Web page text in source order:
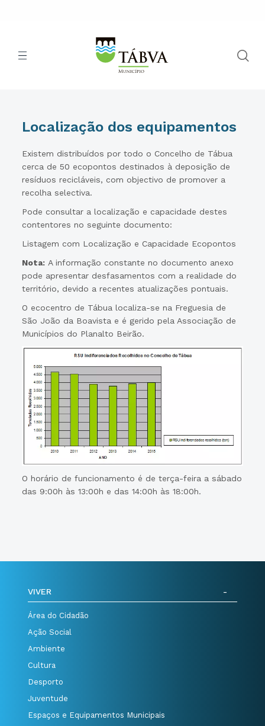
Localização dos equipamentos
Existem distribuídos por todo o Concelho de Tábua
cerca de 50 ecopontos destinados à deposição de
resíduos recicláveis, com objectivo de promover a
recolha selectiva.
Pode consultar a localização e capacidade destes
contentores no seguinte documento:
Listagem com Localização e Capacidade Ecopontos
Nota: A informação constante no documento anexo
pode apresentar desfasamentos com a realidade do
território, devido a recentes atualizações pontuais.
O ecocentro de Tábua localiza-se na Freguesia de
São João da Boavista e é gerido pela Associação de
Municípios do Planalto Beirão.
O horário de funcionamento é de terça-feira a sábado
das 9:00h às 13:00h e das 14:00h às 18:00h.
VIVER
Área do Cidadão
Ação Social
Ambiente
Cultura
Desporto
Juventude
Espaços e Equipamentos Municipais